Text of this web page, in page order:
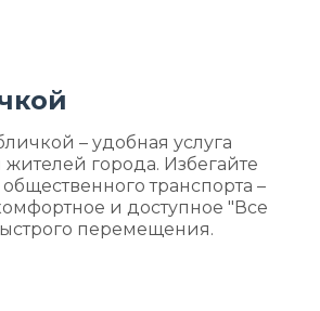
– удобная услуга
жителей города. Избегайте
транспорта –
и доступное "Все
перемещения.